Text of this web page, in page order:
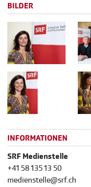
BILDER
INFORMATIONEN
SRF Medienstelle
+41 58 135 13 50
medienstelle@srf.ch